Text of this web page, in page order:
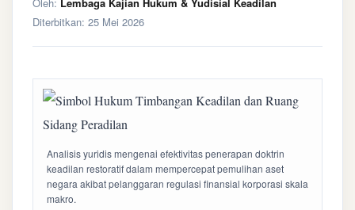
Diterbitkan: 25 Mei 2026
Analisis yuridis mengenai efektivitas penerapan doktrin
keadilan restoratif dalam mempercepat pemulihan aset
negara akibat pelanggaran regulasi finansial korporasi skala
makro.